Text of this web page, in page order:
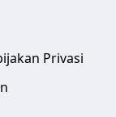
Privasi